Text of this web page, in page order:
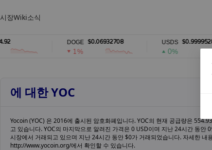
시장Wiki소식
DOGE $0.06932708
1%
USDS $0.99995286
0%
에 대한 YOC
Yocoin (YOC) 은 2016에 출시된 암호화폐입니다. YOC의 현재 공급량은
고 있습니다. YOC의 마지막으로 알려진 가격은 0 USD이며 지난 24시간 동안
시장에서 거래되고 있으며 지난 24시간 동안 $0가 거래되었습니다. 자세한 내
http://www.yocoin.org/에서 확인할 수 있습니다.